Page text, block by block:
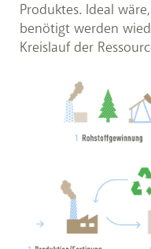
Produktes. Ideal
benötigt werden
Kreislauf der